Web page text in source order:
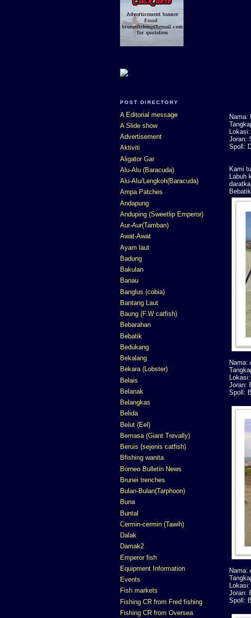
POST DIRECTORY
A Editorial message
A Slide show
Advertisement
Aktiviti
Aligator Gar
Alu-Alu (Baracuda)
Alu-Alu/Lengkoh(Baracuda)
Ampa Patches
Andapung
Anduping (Sweetlip Emperor)
Aur-Aur(Tamban)
Awat-Awat
Ayam laut
Badung
Bakulan
Banau
Banglus (cobia)
Bantang Laut
Baung (F.W catfish)
Bebarahan
Bebatik
Bedukang
Bekalang
Bekara (Lobster)
Belais
Belanak
Belangkas
Belida
Belut (Eel)
Bemasa (Giant Trevally)
Beruis (sejenis catfish)
Bfishing wanita
Borneo Bulletin News
Brunei trenches
Bulan-Bulan(Tarphoon)
Buna
Buntal
Cermin-cermin (Tawih)
Dalak
Damak2
Emperor fish
Equipment Information
Events
Fish markets
Fishing CR from Fred fishing
Fishing CR from Oversea
Nama:
Joran:
Spoll:
Kami
Nama:
Joran:
Spoll:
Nama:
Joran:
Spoll: